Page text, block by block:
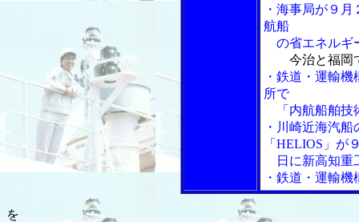
・海事局が９
航船
の省エネルギ
今治と福岡
・鉄道・運輸
所で
「内航船舶技
・川崎近海汽
「HELIOS」が
日に新高知重
・鉄道・運輸
を